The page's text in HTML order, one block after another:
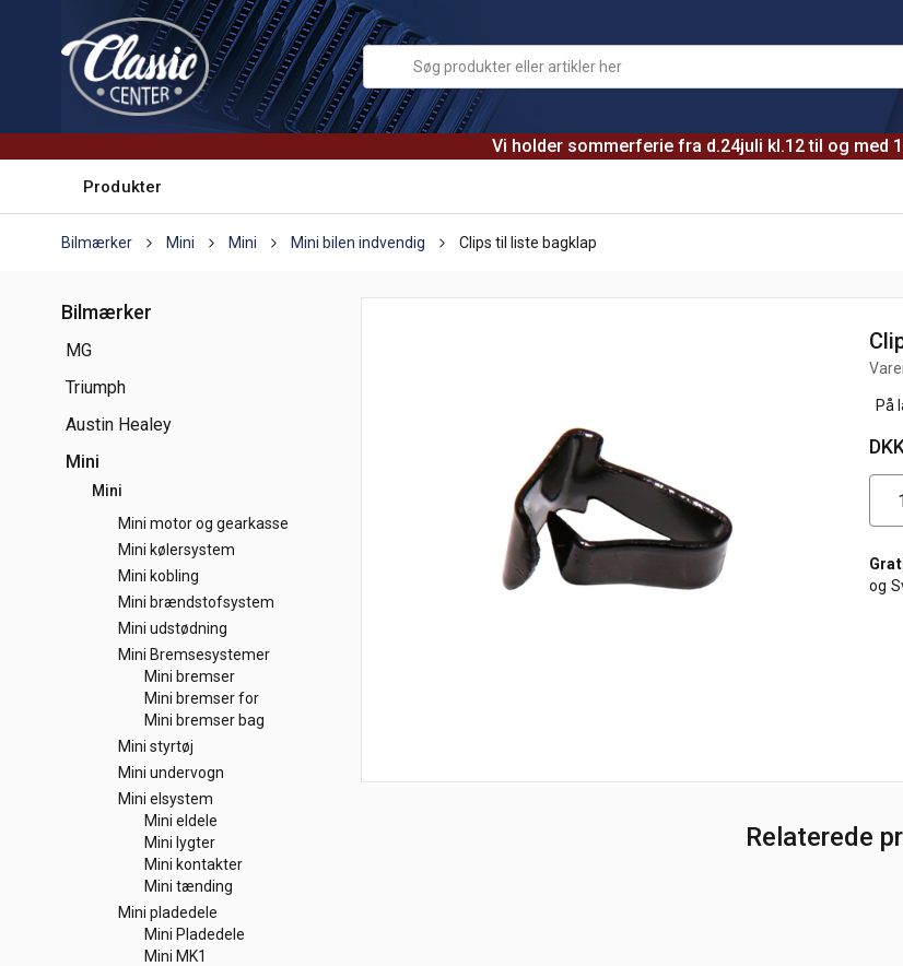
Vi holder sommerferie fra d.24juli kl.12 til og med
Produkter
Bilmærker Mini Mini Mini bilen indvendig Clips til liste bagklap
Bilmærker
MG
Triumph
Austin Healey
Mini
Mini
Mini motor og gearkasse
Mini kølersystem
Mini kobling
Mini brændstofsystem
Mini udstødning
Mini Bremsesystemer
Mini bremser
Mini bremser for
Mini bremser bag
Mini styrtøj
Mini undervogn
Mini elsystem
Mini eldele
Mini lygter
Mini kontakter
Mini tænding
Mini pladedele
Mini Pladedele
Mini MK1
På
og
Relaterede